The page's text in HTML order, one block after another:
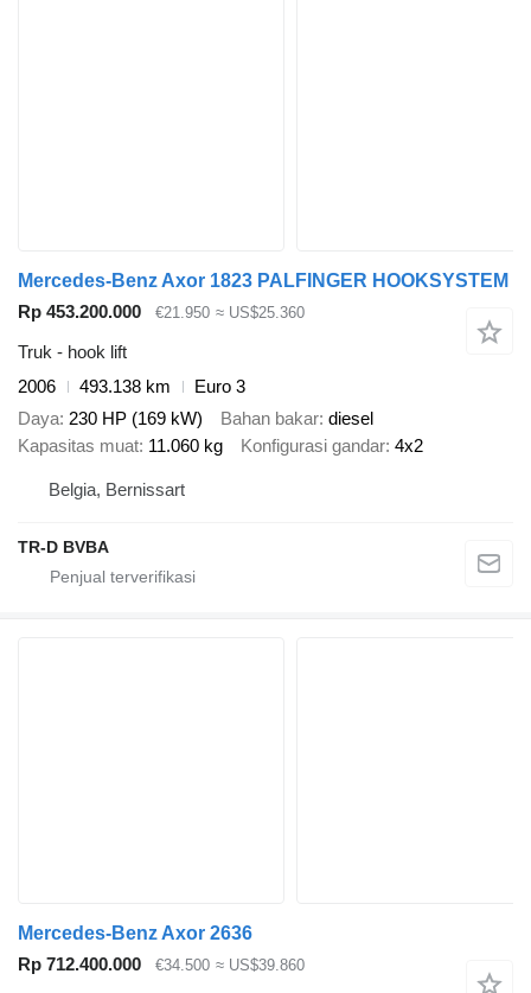
Mercedes-Benz Axor 1823 PALFINGER HOOKSYSTEM
Rp 453.200.000
€21.950 ≈ US$25.360
Truk - hook lift
2006
493.138 km
Euro 3
Daya 230 HP (169 kW) Bahan bakar diesel
Kapasitas muat 11.060 kg Konfigurasi gandar 4x2
Belgia, Bernissart
TR-D BVBA
Mercedes-Benz Axor 2636
Rp 712.400.000
€34.500 ≈ US$39.860